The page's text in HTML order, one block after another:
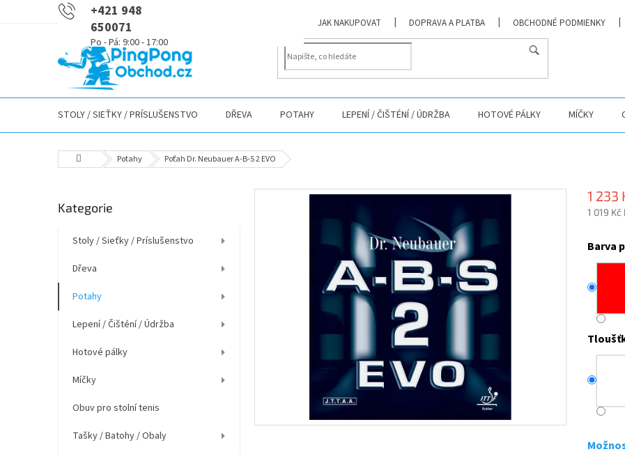
+421 948
650071
JAK NAKUPOVAT DOPRAVA A PLATBA OBCHODNÉ PODMIENKY
STOLY / SIEŤKY / PRÍSLUŠENSTVO DŘEVA POTAHY LEPENÍ / ČIŠTÉNÍ / ÚDRŽBA HOTOVÉ PÁLKY MÍČKY
Domů Potahy Poťah Dr. Neubauer A-B-S 2 EVO
o
n
Přeskočit
Kategorie
Stoly / Sieťky / Príslušenstvo
Dřeva
Potahy
Lepení / Čišténí / Údržba
Hotové pálky
Míčky
Obuv pro stolní tenis
Tašky / Batohy / Obaly
1 233
1 019 Kč
cena:
Barva